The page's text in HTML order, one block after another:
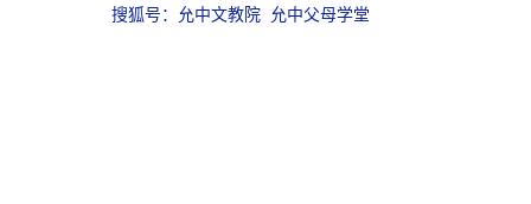
搜狐号：允中文教院 允中父母学堂